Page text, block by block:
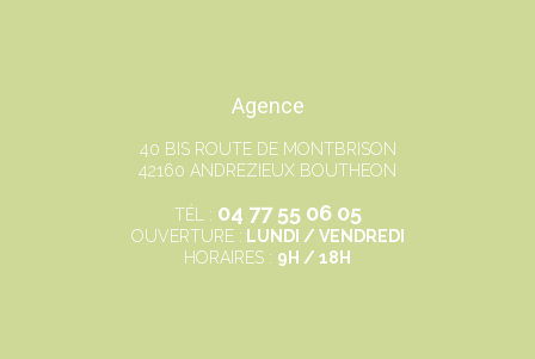
Agence
40 BIS ROUTE DE MONTBRISON
42160 ANDREZIEUX BOUTHEON
TÉL : 04 77 55 06 05
OUVERTURE : LUNDI / VENDREDI
HORAIRES : 9H / 18H